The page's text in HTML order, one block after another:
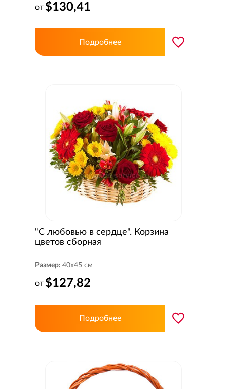
от $130,41
Подробнее
"C любовью в сердце". Корзина
цветов сборная
Размер: 40x45 см
от $127,82
Подробнее